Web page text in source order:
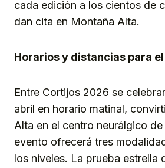
cada edición a los cientos de
dan cita en Montaña Alta.
Horarios y distancias para el
Entre Cortijos 2026 se
abril en horario matinal,
Alta en el centro neurálgico de
evento ofrecerá tres
los niveles. La prueba estrella